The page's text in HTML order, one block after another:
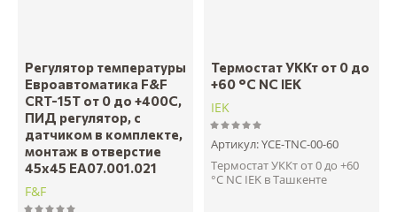
Регулятор температуры
Евроавтоматика F&F
CRT-15T от 0 до +400С,
ПИД регулятор, с
датчиком в комплекте,
монтаж в отверстие
45x45 EA07.001.021
F&F
Термостат УККт от 0 до
+60 °C NC IEK
IEK
Артикул:YCE-TNC-00-60
Термостат УККт от 0 до +60
°C NC IEK в Ташкенте